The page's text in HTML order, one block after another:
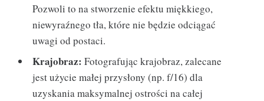
Pozwoli to na stworzenie efektu miękkiego,
niewyraźnego tła, które nie będzie odciągać
uwagi od postaci.
Krajobraz: Fotografując krajobraz, zalecane
jest użycie małej przysłony (np. f/16) dla
uzyskania maksymalnej ostrości na całej